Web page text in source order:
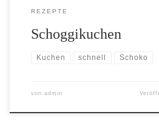
REZEPTE
Schoggikuchen
Kuchen schnell Schoko
von admin